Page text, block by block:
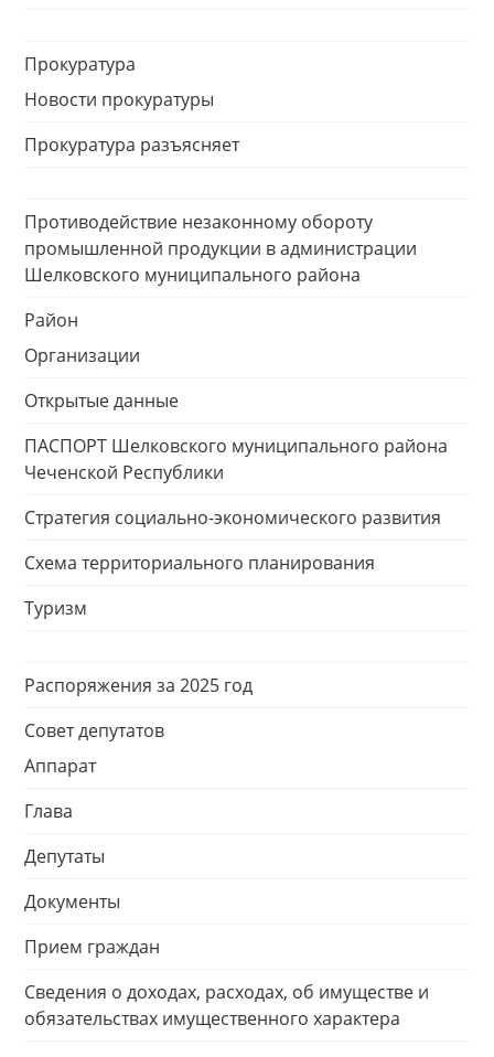
Прокуратура
Новости прокуратуры
Прокуратура разъясняет
Противодействие незаконному обороту
промышленной продукции в администрации
Шелковского муниципального района
Район
Организации
Открытые данные
ПАСПОРТ Шелковского муниципального района
Чеченской Республики
Стратегия социально-экономического развития
Схема территориального планирования
Туризм
Распоряжения за 2025 год
Совет депутатов
Аппарат
Глава
Депутаты
Документы
Прием граждан
Сведения о доходах, расходах, об имуществе и
обязательствах имущественного характера